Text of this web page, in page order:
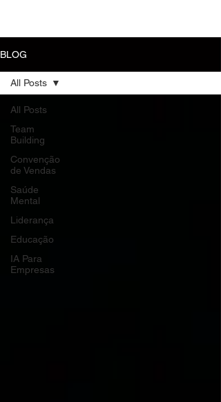
BLOG
All Posts
Team
Building
Convenção
de Vendas
Saúde
Mental
Liderança
Educação
IA Para
Empresas
All Posts